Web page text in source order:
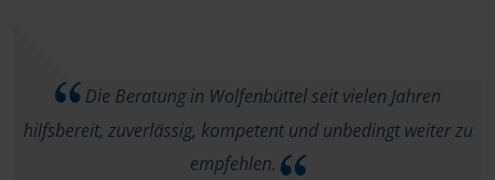
Die Beratung in Wolfenbüttel seit vielen Jahren
hilfsbereit, zuverlässig, kompetent und unbedingt weiter zu
empfehlen.